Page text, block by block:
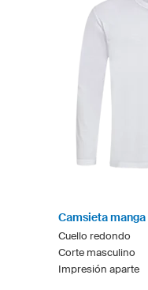
Camsieta
Cuello redondo
Corte masculino
Impresión aparte